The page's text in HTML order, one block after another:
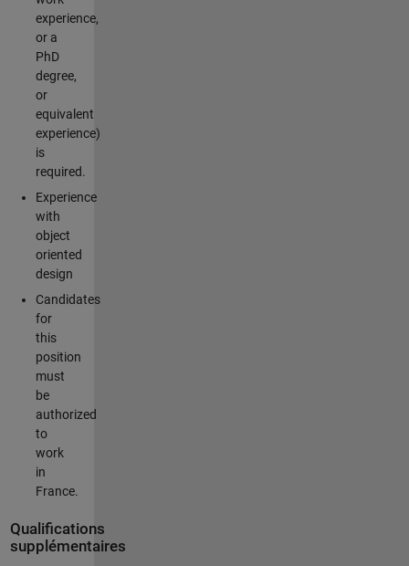
experience,
or a
PhD
degree,
or
equivalent
experience)
is
required.
Experience
with
object
oriented
design
Candidates
for
this
position
must
be
authorized
to
work
in
France.
Qualifications
supplémentaires